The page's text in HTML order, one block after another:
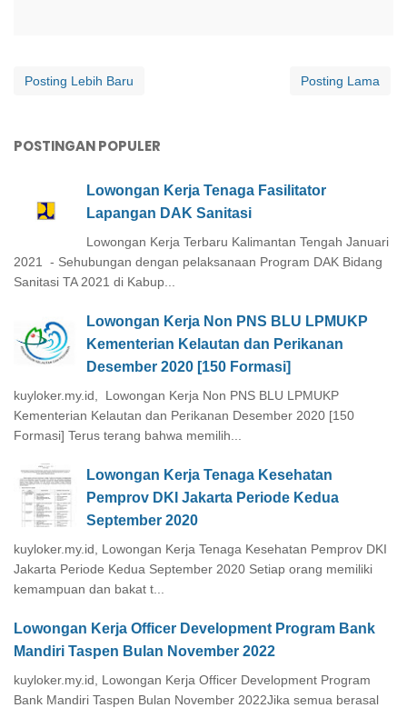
Posting Lebih Baru Posting Lama
POSTINGAN POPULER
Lowongan Kerja Tenaga Fasilitator
Lapangan DAK Sanitasi
Lowongan Kerja Terbaru Kalimantan Tengah Januari
2021 - Sehubungan dengan pelaksanaan Program DAK Bidang
Sanitasi TA 2021 di Kabup...
Lowongan Kerja Non PNS BLU LPMUKP
Kementerian Kelautan dan Perikanan
Desember 2020 [150 Formasi]
kuyloker.my.id, Lowongan Kerja Non PNS BLU LPMUKP
Kementerian Kelautan dan Perikanan Desember 2020 [150
Formasi] Terus terang bahwa memilih...
Lowongan Kerja Tenaga Kesehatan
Pemprov DKI Jakarta Periode Kedua
September 2020
kuyloker.my.id, Lowongan Kerja Tenaga Kesehatan Pemprov DKI
Jakarta Periode Kedua September 2020 Setiap orang memiliki
kemampuan dan bakat t...
Lowongan Kerja Officer Development Program Bank
Mandiri Taspen Bulan November 2022
kuyloker.my.id, Lowongan Kerja Officer Development Program
Bank Mandiri Taspen Bulan November 2022Jika semua berasal